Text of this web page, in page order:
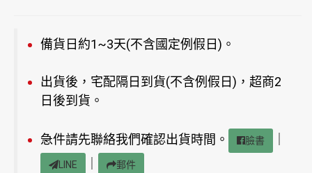
備貨日約1~3天(不含國定例假日)。
出貨後，宅配隔日到貨(不含例假日)，超商2
日後到貨。
急件請先聯絡我們確認出貨時間。 臉書
LINE 郵件